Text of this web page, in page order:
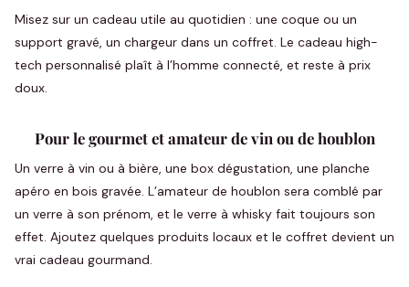
Misez sur un cadeau utile au quotidien : une coque ou un
support gravé, un chargeur dans un coffret. Le cadeau high-
tech personnalisé plaît à l’homme connecté, et reste à prix
doux.
Pour le gourmet et amateur de vin ou de houblon
Un verre à vin ou à bière, une box dégustation, une planche
apéro en bois gravée. L’amateur de houblon sera comblé par
un verre à son prénom, et le verre à whisky fait toujours son
effet. Ajoutez quelques produits locaux et le coffret devient un
vrai cadeau gourmand.